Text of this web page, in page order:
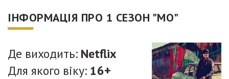
ІНФОРМАЦІЯ ПРО 1 СЕЗОН "МО"
Де виходить: Netflix
Для якого віку: 16+